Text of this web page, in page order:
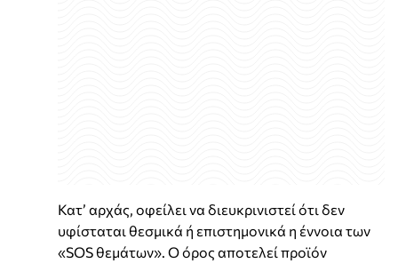
Κατ’ αρχάς, οφείλει να διευκρινιστεί ότι δεν
υφίσταται θεσμικά ή επιστημονικά η έννοια των
«SOS θεμάτων». Ο όρος αποτελεί προϊόν